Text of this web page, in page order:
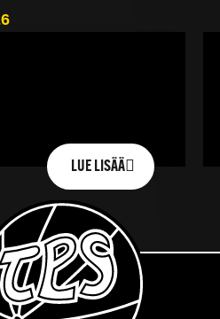
LUE LISÄÄ